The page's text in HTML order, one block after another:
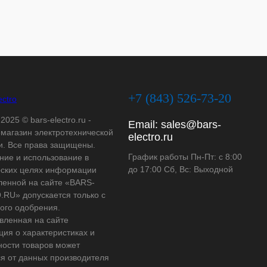
© bars-electro.ru -
электротехнической
Все права защищены.
и использование в
целях информации
на сайте «BARS-
допускается только с
одобрения.
на сайте
о характеристиках и
товаров может
от данных производителя
+7 (843) 526-73-20
Email: sales@bars-
electro.ru
График работы Пн-Пт: с 8:00
до 17:00 Сб, Вс: Выходной